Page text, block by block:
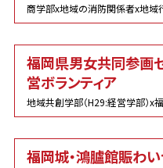
商学部x地域の消防関係者x地域
福岡県男女共同参画セ
営ボランティア
地域共創学部（H29:経営学部）x
福岡城・鴻臚館賑わい